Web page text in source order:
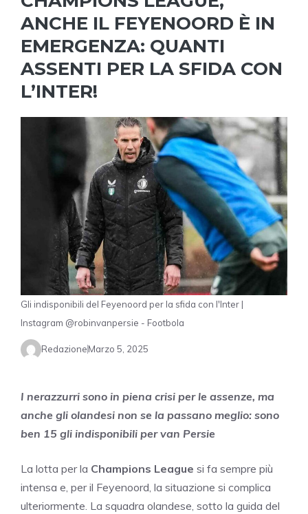
ANCHE IL FEYENOORD È IN
EMERGENZA: QUANTI
ASSENTI PER LA SFIDA CON
L’INTER!
Gli indisponibili del Feyenoord per la sfida con l'Inter |
Instagram @robinvanpersie - Footbola
RedazioneMarzo 5, 2025
I nerazzurri sono in piena crisi per le assenze, ma
anche gli olandesi non se la passano meglio: sono
ben 15 gli indisponibili per van Persie
La lotta per la Champions League si fa sempre più
intensa e, per il Feyenoord, la situazione si complica
ulteriormente. La squadra olandese, sotto la guida del